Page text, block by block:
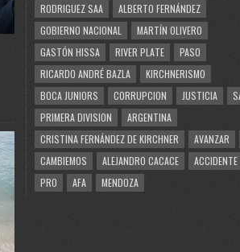
RODRIGUEZ SAA
ALBERTO FERNÁNDEZ
GOBIERNO NACIONAL
MARTÍN OLIVERO
GASTÓN HISSA
RIVER PLATE
PASO
RICARDO ANDRÉ BAZLA
KIRCHNERISMO
BOCA JUNIORS
CORRUPCION JUSTICIA
PRIMERA DIVISION
ARGENTINA
CRISTINA FERNÁNDEZ DE KIRCHNER
AVANZAR
CAMBIEMOS
ALEJANDRO CACACE
ACCIDENTE
PRO
AFA MENDOZA